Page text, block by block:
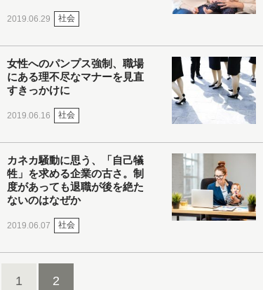
2019.06.29 社会
女性へのパンプス強制、職場
にある理不尽なマナーを見直
すきっかけに
2019.06.16 社会
カネカ騒動に思う、「自己犠
牲」を求める企業の古さ。制
度があっても退職が後を絶た
ないのはなぜか
2019.06.07 社会
1 2